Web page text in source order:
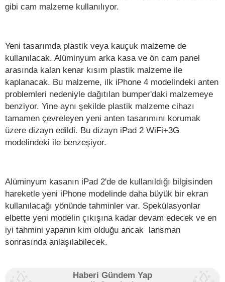
gibi cam malzeme kullanılıyor.
Yeni tasarımda plastik veya kauçuk malzeme de
kullanılacak. Alüminyum arka kasa ve ön cam panel
arasında kalan kenar kısım plastik malzeme ile
kaplanacak. Bu malzeme, ilk iPhone 4 modelindeki anten
problemleri nedeniyle dağıtılan bumper'daki malzemeye
benziyor. Yine aynı şekilde plastik malzeme cihazı
tamamen çevreleyen yeni anten tasarımını korumak
üzere dizayn edildi. Bu dizayn iPad 2 WiFi+3G
modelindeki ile benzeşiyor.
Alüminyum kasanın iPad 2'de de kullanıldığı bilgisinden
hareketle yeni iPhone modelinde daha büyük bir ekran
kullanılacağı yönünde tahminler var. Spekülasyonlar
elbette yeni modelin çıkışına kadar devam edecek ve en
iyi tahmini yapanın kim olduğu ancak lansman
sonrasında anlaşılabilecek.
Haberi Gündem Yap